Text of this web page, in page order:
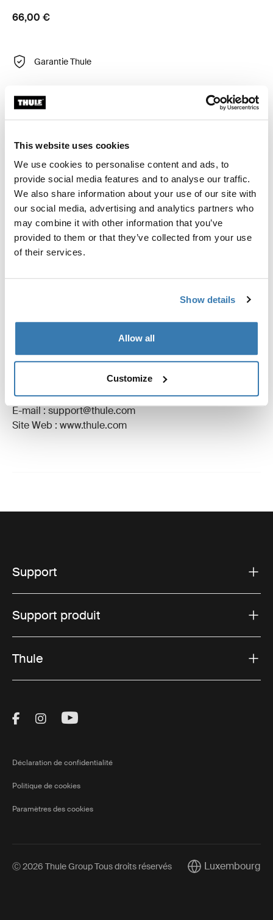
This website uses cookies
We use cookies to personalise content and ads, to
provide social media features and to analyse our traffic.
We also share information about your use of our site with
our social media, advertising and analytics partners who
may combine it with other information that you’ve
provided to them or that they’ve collected from your use
of their services.
Show details
Allow all
Customize
66,00 €
Garantie Thule
Kit de fixation de barre de toit Thule pour les véhicules
Toggle features
Toutes les caractéristiques
Toggle techspec
Caractéristiques techniques
Toggle guides and instructions
Instructions
Informations de fabrication
Marque déposée : Thule Sweden AB
Nom du fabricant : Thule Sweden
Adresse du fabricant : Borggatan 5, 335 73 Hillerstorp,
Suède
E-mail : support@thule.com
Site Web : www.thule.com
Support
Support produit
Thule
Visit Thule on Facebook (external link)
Visit Thule on Instagram (external link)
Visit Thule on Youtube (external
Déclaration de confidentialité
Politique de cookies
Paramètres des cookies
Ⓒ 2026 Thule Group Tous droits réservés Current market/
Luxembourg